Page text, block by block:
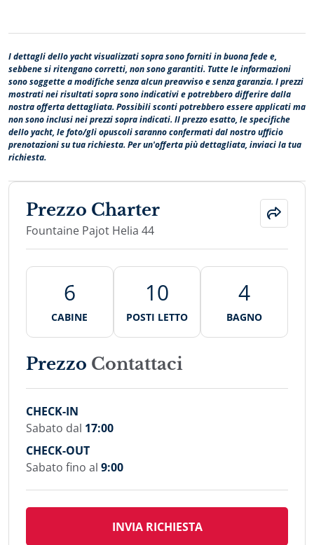
I dettagli dello yacht visualizzati sopra sono forniti in buona fede e,
sebbene si ritengano corretti, non sono garantiti. Tutte le informazioni
sono soggette a modifiche senza alcun preavviso e senza garanzia. I prezzi
mostrati nei risultati sopra sono indicativi e potrebbero differire dalla
nostra offerta dettagliata. Possibili sconti potrebbero essere applicati ma
non sono inclusi nei prezzi sopra indicati. Il prezzo esatto, le specifiche
dello yacht, le foto/gli opuscoli saranno confermati dal nostro ufficio
prenotazioni su tua richiesta. Per un'offerta più dettagliata, inviaci la tua
richiesta.
Prezzo Charter
Fountaine Pajot Helia 44
6
CABINE
10
POSTI LETTO
4
BAGNO
Prezzo Contattaci
CHECK-IN
Sabato dal 17:00
CHECK-OUT
Sabato fino al 9:00
INVIA RICHIESTA